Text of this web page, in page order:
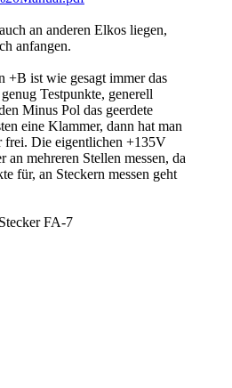
an anderen Elkos liegen,
anfangen.
+B ist wie gesagt immer das
Testpunkte, generell
Minus Pol das geerdete
eine Klammer, dann hat man
frei. Die eigentlichen +135V
an mehreren Stellen messen, da
für, an Steckern messen geht
FA-7